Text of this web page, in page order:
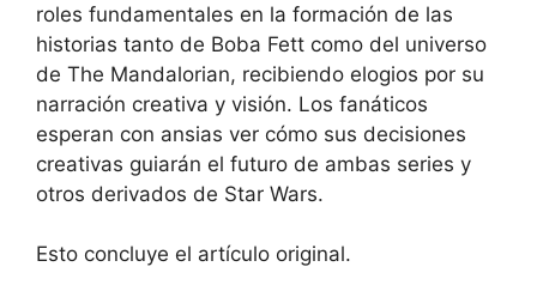
roles fundamentales en la formación de las
historias tanto de Boba Fett como del universo
de The Mandalorian, recibiendo elogios por su
narración creativa y visión. Los fanáticos
esperan con ansias ver cómo sus decisiones
creativas guiarán el futuro de ambas series y
otros derivados de Star Wars.
Esto concluye el artículo original.